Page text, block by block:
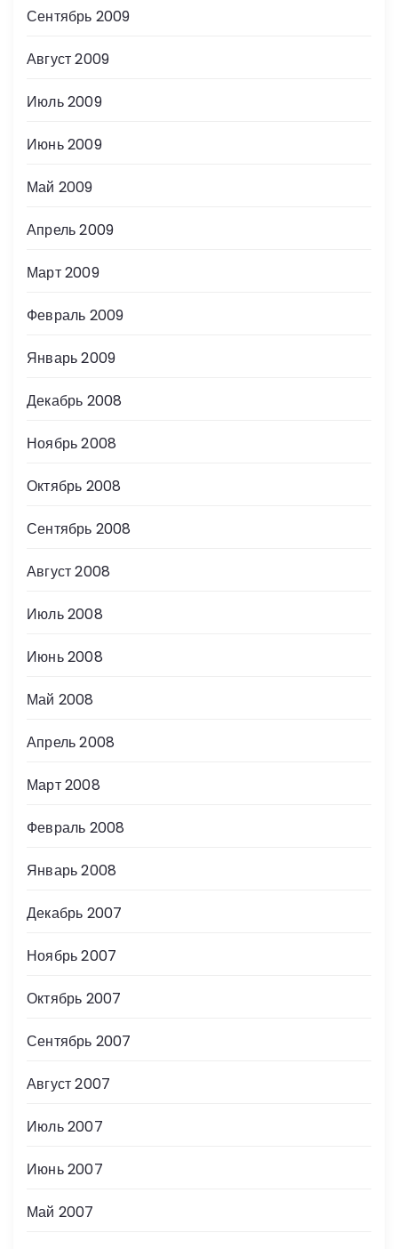
Сентябрь 2009
Август 2009
Июль 2009
Июнь 2009
Май 2009
Апрель 2009
Март 2009
Февраль 2009
Январь 2009
Декабрь 2008
Ноябрь 2008
Октябрь 2008
Сентябрь 2008
Август 2008
Июль 2008
Июнь 2008
Май 2008
Апрель 2008
Март 2008
Февраль 2008
Январь 2008
Декабрь 2007
Ноябрь 2007
Октябрь 2007
Сентябрь 2007
Август 2007
Июль 2007
Июнь 2007
Май 2007